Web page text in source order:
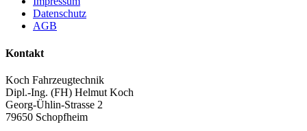
Datenschutz
AGB
Kontakt
Koch Fahrzeugtechnik
Dipl.-Ing. (FH) Helmut Koch
Georg-Ühlin-Strasse 2
79650 Schopfheim